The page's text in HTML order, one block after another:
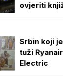
ovjeriti
Srbin koji
tuži
Electric